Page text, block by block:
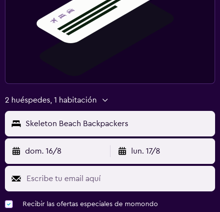
2 huéspedes, 1 habitación
Skeleton Beach Backpackers
dom. 16/8 lun. 17/8
Recibir las ofertas especiales de momondo